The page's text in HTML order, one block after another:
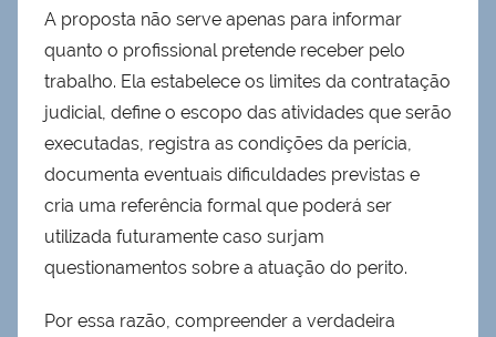
A proposta não serve apenas para informar
quanto o profissional pretende receber pelo
trabalho. Ela estabelece os limites da contratação
judicial, define o escopo das atividades que serão
executadas, registra as condições da perícia,
documenta eventuais dificuldades previstas e
cria uma referência formal que poderá ser
utilizada futuramente caso surjam
questionamentos sobre a atuação do perito.
Por essa razão, compreender a verdadeira